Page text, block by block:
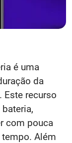
é uma
da
recurso
com pouca
Além